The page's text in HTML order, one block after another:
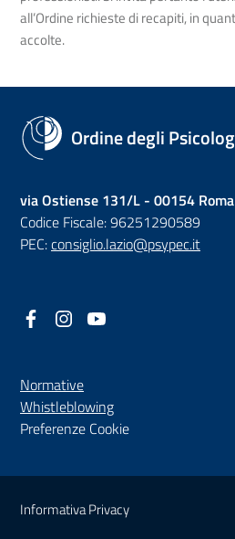
all’Ordine richieste di recapiti, in
accolte.
Ordine degli
via Ostiense 131/L - 00154
Codice Fiscale: 96251290589
PEC:consiglio.lazio@psypec.it
Facebook
(nuova scheda - new tab)
Instagram
(nuova scheda - new tab)
Normative
Whistleblowing(nuova scheda -
Preferenze Cookie
Sezione Link Utili
Informativa Privacy